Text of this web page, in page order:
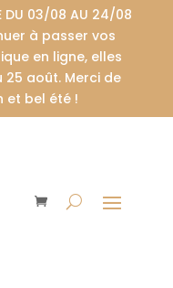
DU 03/08 AU 24/08
à passer vos
en ligne, elles
août. Merci de
et bel été !